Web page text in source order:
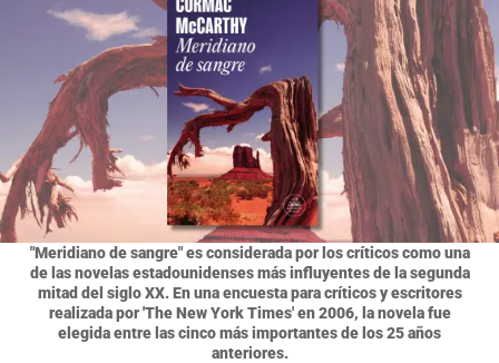
"Meridiano de sangre" es considerada por los críticos como una
de las novelas estadounidenses más influyentes de la segunda
mitad del siglo XX. En una encuesta para críticos y escritores
realizada por 'The New York Times' en 2006, la novela fue
elegida entre las cinco más importantes de los 25 años
anteriores.